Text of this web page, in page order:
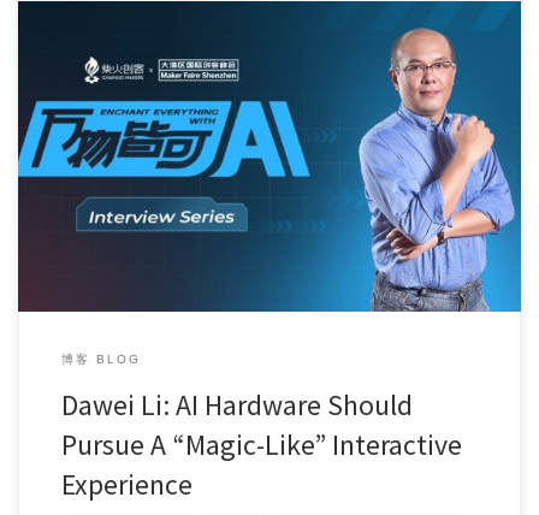
“Enchant Everything with AI” interview […]
博客 BLOG
Dawei Li: AI Hardware Should
Pursue A “Magic-Like” Interactive
Experience